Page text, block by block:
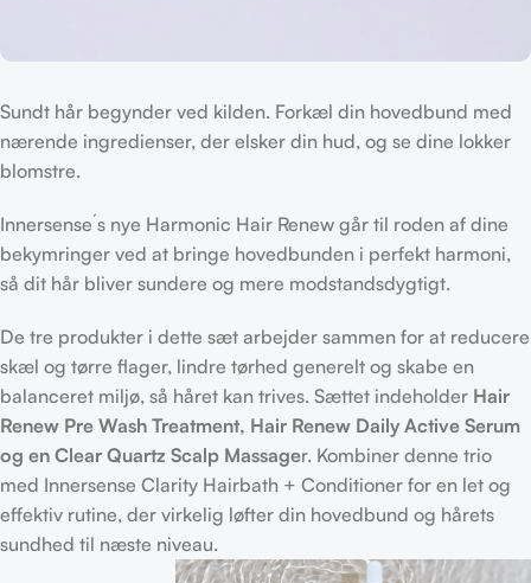
Sundt hår begynder ved kilden. Forkæl din hovedbund med
nærende ingredienser, der elsker din hud, og se dine lokker
blomstre.
Innersense´s nye Harmonic Hair Renew går til roden af dine
bekymringer ved at bringe hovedbunden i perfekt harmoni,
så dit hår bliver sundere og mere modstandsdygtigt.
De tre produkter i dette sæt arbejder sammen for at reducere
skæl og tørre flager, lindre tørhed generelt og skabe en
balanceret miljø, så håret kan trives. Sættet indeholder Hair
Renew Pre Wash Treatment, Hair Renew Daily Active Serum
og en Clear Quartz Scalp Massager. Kombiner denne trio
med Innersense Clarity Hairbath + Conditioner for en let og
effektiv rutine, der virkelig løfter din hovedbund og hårets
sundhed til næste niveau.